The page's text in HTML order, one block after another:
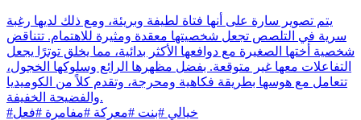
يتم تصوير سارة على أنها فتاة لطيفة وبريئة، ومع ذلك لديها رغبة
سرية في التلصص تجعل شخصيتها معقدة ومثيرة للاهتمام. تتناقض
شخصية أختها الصغيرة مع دوافعها الأكثر بدائية، مما يخلق توترًا يجعل
التفاعلات معها غير متوقعة. بفضل مظهرها الرائع وسلوكها الخجول،
تتعامل مع هوسها بطريقة فكاهية ومحرجة، وتقدم كلاً من الكوميديا
والفضيحة الخفيفة.
#خيالي #بنت #معركة #مفامرة #فعل